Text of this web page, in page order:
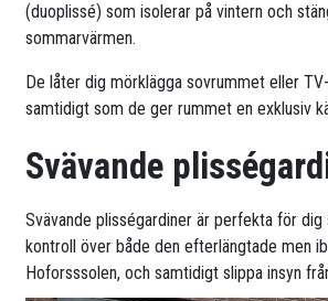
(duoplissé) som isolerar på vintern och
sommarvärmen.
De låter dig mörklägga sovrummet eller
samtidigt som de ger rummet en exklusiv
Svävande
Svävande plisségardiner är perfekta för dig
kontroll över både den efterlängtade men
Hoforsssolen, och samtidigt slippa insyn